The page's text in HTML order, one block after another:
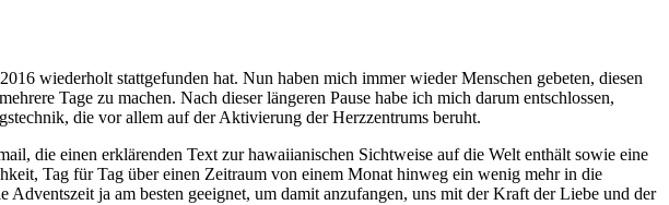
wiederholt stattgefunden hat. Nun haben mich immer wieder Menschen gebeten, diesen
Tage zu machen. Nach dieser längeren Pause habe ich mich darum entschlossen,
die vor allem auf der Aktivierung der Herzzentrums beruht.
die einen erklärenden Text zur hawaiianischen Sichtweise auf die Welt enthält sowie eine
Tag für Tag über einen Zeitraum von einem Monat hinweg ein wenig mehr in die
ja am besten geeignet, um damit anzufangen, uns mit der Kraft der Liebe und der